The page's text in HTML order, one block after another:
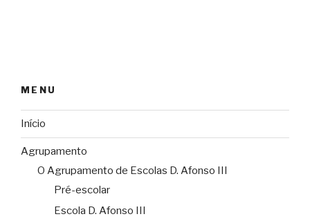
MENU
Início
Agrupamento
O Agrupamento de Escolas D. Afonso III
Pré-escolar
Escola D. Afonso III